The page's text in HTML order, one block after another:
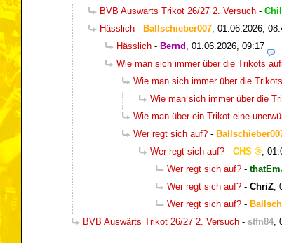
BVB Auswärts Trikot 26/27 2. Versuch -
Hässlich - Ballschieber007 01.06.2026,
Hässlich - Bernd 01.06.2026, 09:17
Wie man sich immer über die Trikots
Wie man sich immer über die
Wie man sich immer über die
Wie man über ein Trikot eine
Wer regt sich auf? -
Wer regt sich auf? - CHS
Wer regt sich auf? -
Wer regt sich auf? - ChriZ
Wer regt sich auf? -
BVB Auswärts Trikot 26/27 2. Versuch - stfn84